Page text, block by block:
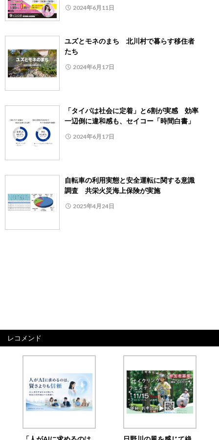
2024年6月11日
ユズとモネのまち 北川村で暮らす移住者
たち
2024年6月17日
「タイパは社会に定着」と6割が実感 効率
一辺倒に違和感も、セイコー「時間白書」
2024年6月17日
自転車の利用実態と安全運転に関する意識
調査 共栄火災海上保険が実施
2025年4月24日
レコメンド